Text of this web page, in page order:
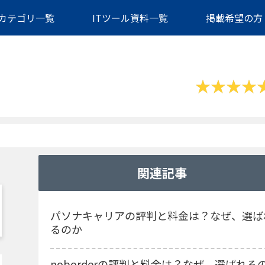
テゴリ一覧 ITツール資料一覧 掲載希望の方
関連記事
パソナキャリアの評判と料金は？なぜ、選
るのか